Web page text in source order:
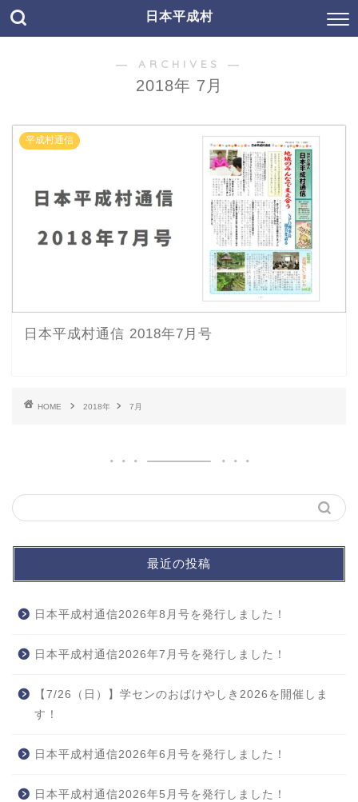
日本平成村
― ARCHIVES ―
2018年 7月
平成村通信
日本平成村通信 2018年7月号
HOME 2018年 7月
最近の投稿
日本平成村通信2026年8月号を発行しました！
日本平成村通信2026年7月号を発行しました！
【7/26（日）】学センのおばけやしき2026を開催しま
す！
日本平成村通信2026年6月号を発行しました！
日本平成村通信2026年5月号を発行しました！